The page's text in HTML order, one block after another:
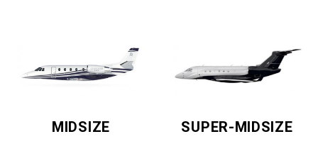
MIDSIZE SUPER-MIDSIZE